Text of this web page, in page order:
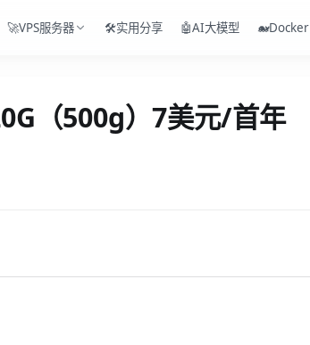
🚀VPS服务器 🛠️实用分享 🤖AI大模型 🐋Docker
（500g）7美元/首年